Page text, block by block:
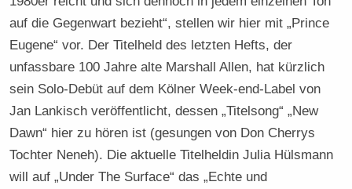
auf die Gegenwart bezieht“, stellen wir hier mit „Prince
Eugene“ vor. Der Titelheld des letzten Hefts, der
unfassbare 100 Jahre alte Marshall Allen, hat kürzlich
sein Solo-Debüt auf dem Kölner Week-end-Label von
Jan Lankisch veröffentlicht, dessen „Titelsong“ „New
Dawn“ hier zu hören ist (gesungen von Don Cherrys
Tochter Neneh). Die aktuelle Titelheldin Julia Hülsmann
will auf „Under The Surface“ das „Echte und